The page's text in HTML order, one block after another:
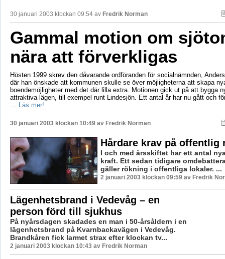
30 januari 2003 klockan 09:54 av Fredrik Norman
Gammal motion om
nära att förverkligas
Hösten 1999 skrev den dåvarande ordföranden för socialnämnden,
där han önskade att kommunen skulle se över möjligheterna att skapa
boendemöjligheter med det där lilla extra. Motionen gick ut på att bygga
attraktiva lägen, till exempel runt Lindesjön. Ett antal år har nu gått och
… Läs mer!
30 januari 2003 klockan 10:49 av Fredrik Norman
Hårdare krav på offentlig
I och med årsskiftet har ett antal
kraft. Ett sedan tidigare
gäller rökning i offentliga lokaler. ...
2 januari 2003 klockan 09:59 av Fredrik
Lägenhetsbrand i Vedevåg – en
person förd till sjukhus
På nyårsdagen skadades en man i 50-årsåldern i en
lägenhetsbrand på Kvarnbackavägen i Vedevåg.
Brandkåren fick larmet strax efter klockan tv...
2 januari 2003 klockan 10:43 av Fredrik Norman